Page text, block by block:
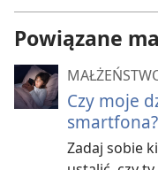
Powiązane
Czy moje
smartfona?
Zadaj sobie